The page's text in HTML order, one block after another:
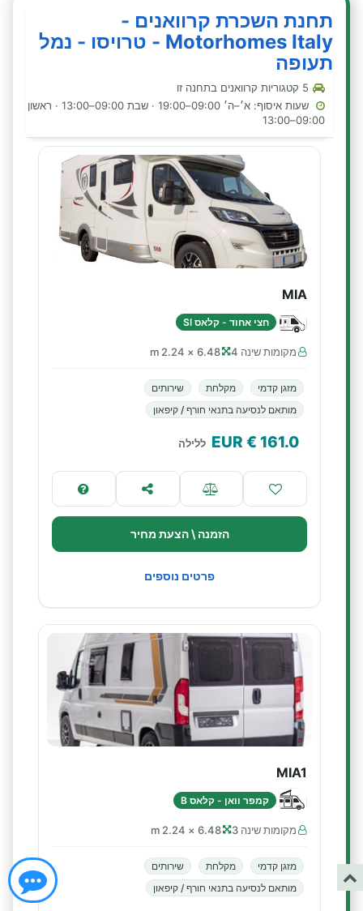
תחנת השכרת קרוואנים -
Motorhomes Italy - טרויסו - נמל
תעופה
שעות איסוף: א׳–ה׳ 09:00–19:00 · שבת 09:00–13:00 · ראשון
09:00–13:00
MIA
חצי אחוד - קלאס SI
מקומות שינה 4 6.48 × 2.24 m
מזגן קדמי מקלחת
שירותים
מותאם לנסיעה בתנאי חורף / קיפאון
161.0
€ EUR ללילה
הזמנה \ הצעת מחיר
פרטים נוספים
MIA1
קמפר וואן - קלאס B
מקומות שינה 3 6.48 × 2.24 m
מזגן קדמי מקלחת
שירותים
מותאם לנסיעה בתנאי חורף / קיפאון